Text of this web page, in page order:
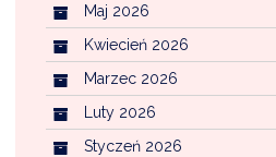
Maj 2026
Kwiecień 2026
Marzec 2026
Luty 2026
Styczeń 2026